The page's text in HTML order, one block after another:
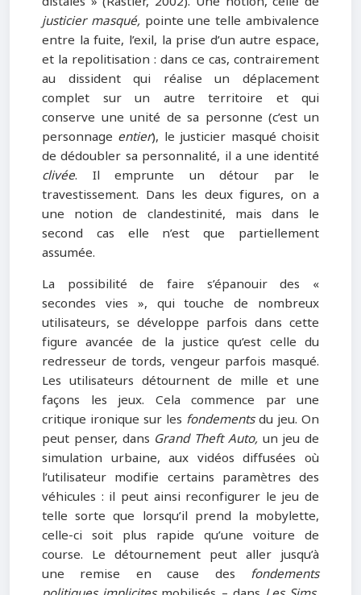
justicier masqué, pointe une telle ambivalence
entre la fuite, l’exil, la prise d’un autre espace,
et la repolitisation : dans ce cas, contrairement
au dissident qui réalise un déplacement
complet sur un autre territoire et qui
conserve une unité de sa personne (c’est un
personnage entier), le justicier masqué choisit
de dédoubler sa personnalité, il a une identité
clivée. Il emprunte un détour par le
travestissement. Dans les deux figures, on a
une notion de clandestinité, mais dans le
second cas elle n’est que partiellement
assumée.
La possibilité de faire s’épanouir des «
secondes vies », qui touche de nombreux
utilisateurs, se développe parfois dans cette
figure avancée de la justice qu’est celle du
redresseur de tords, vengeur parfois masqué.
Les utilisateurs détournent de mille et une
façons les jeux. Cela commence par une
critique ironique sur les fondementsdu jeu. On
peut penser, dans Grand Theft Auto, un jeu de
simulation urbaine, aux vidéos diffusées où
l’utilisateur modifie certains paramètres des
véhicules : il peut ainsi reconfigurer le jeu de
telle sorte que lorsqu’il prend la mobylette,
celle-ci soit plus rapide qu’une voiture de
course. Le détournement peut aller jusqu’à
une remise en cause des fondements